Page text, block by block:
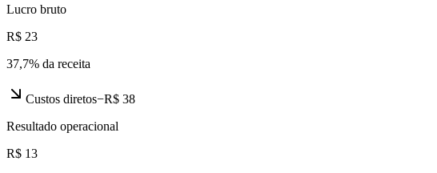
Lucro bruto
R$ 23
37,7% da receita
Custos diretos−R$ 38
Resultado operacional
R$ 13